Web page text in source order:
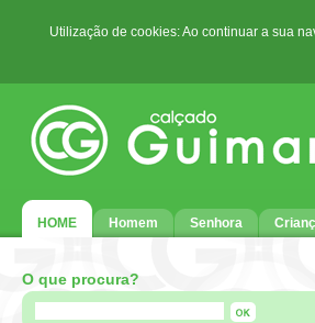
Utilização de cookies: Ao continuar a sua
HOME Homem Senhora
O que procura?